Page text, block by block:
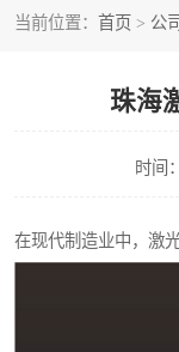
当前位置： 首页 > 公
珠海
时间
在现代制造业中，激
光纤激光打标机
CO2激光打标机
大族激光紫外打